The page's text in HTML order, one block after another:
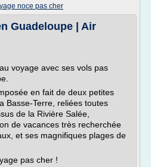
noce pas cher
Guadeloupe | Air
voyage avec ses vols pas
en fait de deux petites
Basse-Terre, reliées toutes
de la Rivière Salée,
de vacances très recherchée
et ses magnifiques plages de
pas cher !